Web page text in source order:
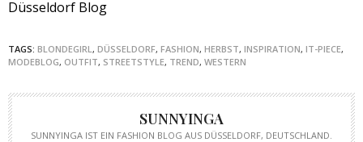
TAGS: BLONDEGIRL, DÜSSELDORF, FASHION, HERBST, INSPIRATION, IT-PIECE,
MODEBLOG, OUTFIT, STREETSTYLE, TREND, WESTERN
SUNNYINGA
SUNNYINGA IST EIN FASHION BLOG AUS DÜSSELDORF, DEUTSCHLAND.